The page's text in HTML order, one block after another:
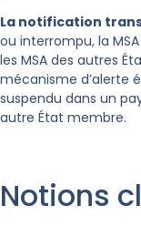
La notification
ou interrompu, la
les MSA des autres
mécanisme d’alerte
suspendu dans un
autre État membre.
Notions